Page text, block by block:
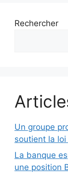
Rechercher
Un groupe
soutient la loi
La banque
une position